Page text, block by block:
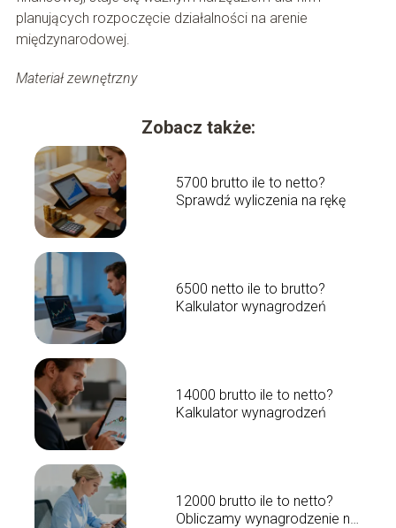
planujących rozpoczęcie działalności na arenie
międzynarodowej.
Materiał zewnętrzny
Zobacz także:
5700 brutto ile to netto?
Sprawdź wyliczenia na rękę
6500 netto ile to brutto?
Kalkulator wynagrodzeń
14000 brutto ile to netto?
Kalkulator wynagrodzeń
12000 brutto ile to netto?
Obliczamy wynagrodzenie na